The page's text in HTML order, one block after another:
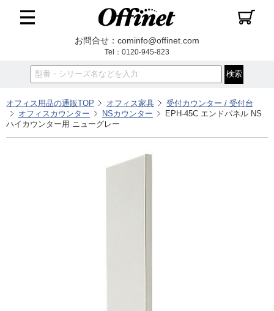
お問合せ：cominfo@offinet.com
Tel：0120-945-823
オフィス用品の通販TOP オフィス家具
受付カウンター / 受付台
オフィスカウンター
NSカウンター
EPH-45C エンドパネル NS
ハイカウンター用 ニューグレー